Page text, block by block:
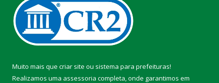
Muito mais que criar site ou sistema para prefeituras!
Realizamos uma assessoria completa, onde garantimos em